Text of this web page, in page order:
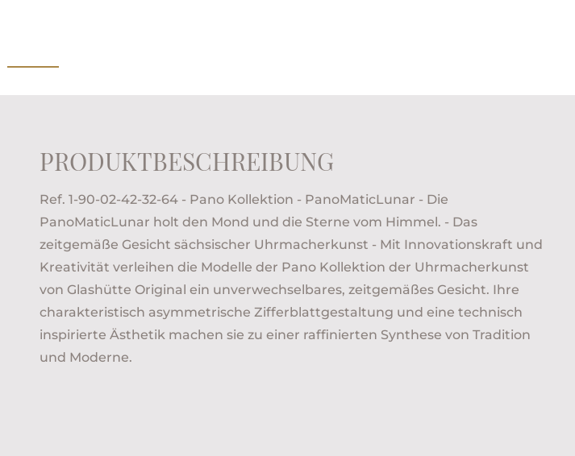
PRODUKTBESCHREIBUNG
Ref. 1-90-02-42-32-64 - Pano Kollektion - PanoMaticLunar - Die
PanoMaticLunar holt den Mond und die Sterne vom Himmel. - Das
zeitgemäße Gesicht sächsischer Uhrmacherkunst - Mit Innovationskraft und
Kreativität verleihen die Modelle der Pano Kollektion der Uhrmacherkunst
von Glashütte Original ein unverwechselbares, zeitgemäßes Gesicht. Ihre
charakteristisch asymmetrische Zifferblattgestaltung und eine technisch
inspirierte Ästhetik machen sie zu einer raffinierten Synthese von Tradition
und Moderne.